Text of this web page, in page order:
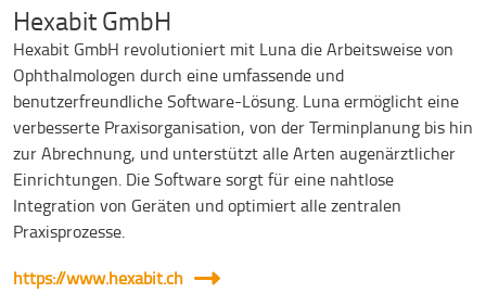
Hexabit GmbH
Hexabit GmbH revolutioniert mit Luna die Arbeitsweise von
Ophthalmologen durch eine umfassende und
benutzerfreundliche Software-Lösung. Luna ermöglicht eine
verbesserte Praxisorganisation, von der Terminplanung bis hin
zur Abrechnung, und unterstützt alle Arten augenärztlicher
Einrichtungen. Die Software sorgt für eine nahtlose
Integration von Geräten und optimiert alle zentralen
Praxisprozesse.
https://www.hexabit.ch